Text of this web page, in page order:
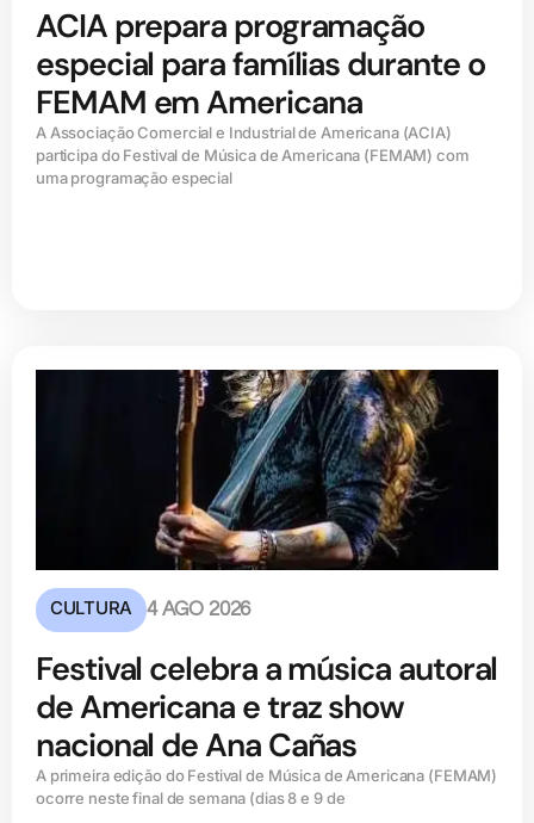
ACIA prepara programação
especial para famílias durante o
FEMAM em Americana
A Associação Comercial e Industrial de Americana (ACIA)
participa do Festival de Música de Americana (FEMAM) com
uma programação especial
CULTURA 4 AGO 2026
Festival celebra a música autoral
de Americana e traz show
nacional de Ana Cañas
A primeira edição do Festival de Música de Americana (FEMAM)
ocorre neste final de semana (dias 8 e 9 de